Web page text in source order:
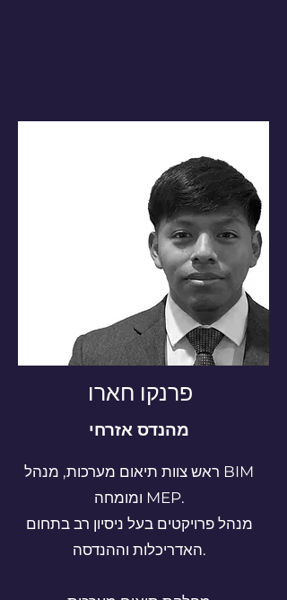
פרנקו חארו
מהנדס אזרחי
ראש צוות תיאום מערכות, מנהל BIM
ומומחה MEP.
מנהל פרויקטים בעל ניסיון רב בתחום
האדריכלות וההנדסה.